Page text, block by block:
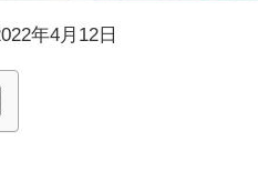
年4月12日